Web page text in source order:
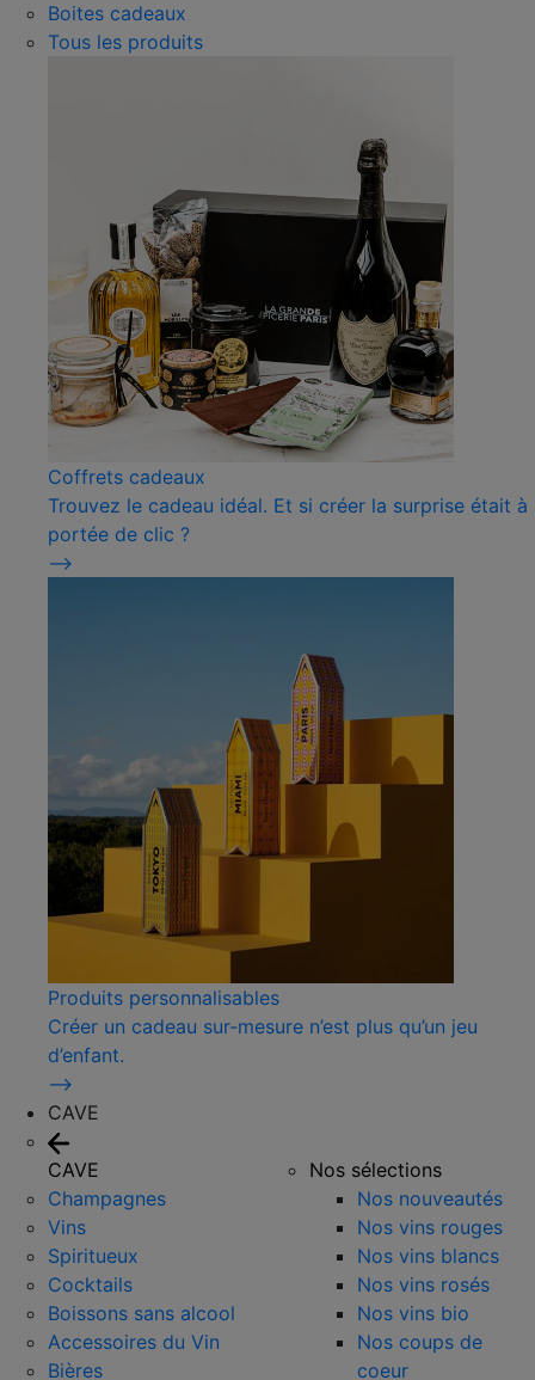
Boites cadeaux
Tous les produits
Coffrets cadeaux
Trouvez le cadeau idéal. Et si créer la surprise était à
portée de clic ?
⟶
Produits personnalisables
Créer un cadeau sur-mesure n’est plus qu’un jeu
d’enfant.
⟶
CAVE
CAVE
Champagnes
Vins
Spiritueux
Cocktails
Boissons sans alcool
Accessoires du Vin
Bières
Nos sélections
Nos nouveautés
Nos vins rouges
Nos vins blancs
Nos vins rosés
Nos vins bio
Nos coups de
coeur